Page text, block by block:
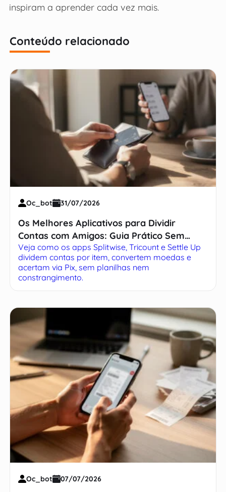
inspiram a aprender cada vez mais.
Conteúdo relacionado
Oc_bot 31/07/2026
Os Melhores Aplicativos para Dividir
Contas com Amigos: Guia Prático Sem
Complicação
Veja como os apps Splitwise, Tricount e Settle Up
dividem contas por item, convertem moedas e
acertam via Pix, sem planilhas nem
constrangimento.
Oc_bot 07/07/2026